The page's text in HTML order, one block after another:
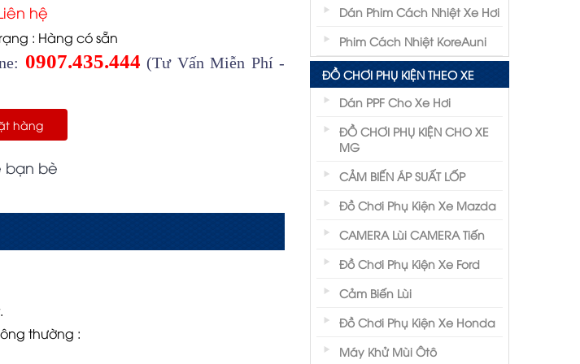
hệ
: Hàng có sẵn
0907.435.444 (Tư Vấn Miễn Phí -
hàng
bạn bè
thường :
Dán Phim Cách Nhiệt Xe Hơi
Phim Cách Nhiệt KoreAuni
ĐỒ CHƠI PHỤ KIỆN THEO XE
Dán PPF Cho Xe Hơi
ĐỒ CHƠI PHỤ KIỆN CHO XE
MG
CẢM BIẾN ÁP SUẤT LỐP
Đồ Chơi Phụ Kiện Xe Mazda
CAMERA Lùi CAMERA Tiến
Đồ Chơi Phụ Kiện Xe Ford
Cảm Biến Lùi
Đồ Chơi Phụ Kiện Xe Honda
Máy Khử Mùi Ôtô